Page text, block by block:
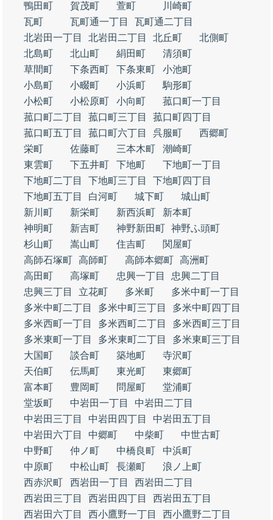
鴨田町
賀茂町 萱町
川崎町
瓦町
瓦町通一丁目
瓦町通二丁目
北岩田一丁目
北岩田二丁目 北丘町
北側町
北島町
北山町 絹田町
清須町
草間町
下条西町 下条東町
小池町
小島町
小畷町 小浜町
駒形町
小松町
小松原町 小向町
菰口町一丁目
菰口町二丁目
菰口町三丁目
菰口町四丁目
菰口町五丁目
菰口町六丁目 呉服町
西郷町
栄町
佐藤町 三本木町
潮崎町
東雲町
下五井町 下地町
下地町一丁目
下地町二丁目
下地町三丁目
下地町四丁目
下地町五丁目
白河町 城下町
城山町
新川町
新栄町 新西浜町
新本町
神明町
新吉町 神野新田町 神野ふ頭町
杉山町
嵩山町 住吉町
関屋町
高師石塚町 高師町 高師本郷町 高洲町
高田町
高塚町 忠興一丁目
忠興二丁目
忠興三丁目
立花町 多米町
多米中町一丁目
多米中町二丁目
多米中町三丁目
多米中町四丁目
多米西町一丁目
多米西町二丁目
多米西町三丁目
多米東町一丁目
多米東町二丁目
多米東町三丁目
大国町
談合町 築地町
寺沢町
天伯町
伝馬町 東光町
東郷町
富本町
豊岡町 問屋町
堂浦町
堂坂町
中岩田一丁目
中岩田二丁目
中岩田三丁目
中岩田四丁目
中岩田五丁目
中岩田六丁目
中郷町 中柴町
中世古町
中野町
仲ノ町 中橋良町
中浜町
中原町
中松山町 長瀬町
浪ノ上町
西赤沢町
西岩田一丁目
西岩田二丁目
西岩田三丁目
西岩田四丁目
西岩田五丁目
西岩田六丁目
西小鷹野一丁目
西小鷹野二丁目